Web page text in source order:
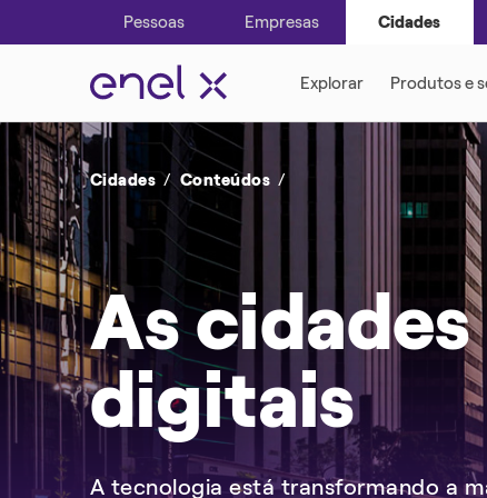
Pessoas Empresas Cidades
HISTÓRIAS DE SUCESSO
ILUMINAÇÃO PÚBLICA INTELIGENTE DIGITAL CITY
APP & TOOL
Cidades Conteúdos
As
digitais
A tecnologia está transformando a